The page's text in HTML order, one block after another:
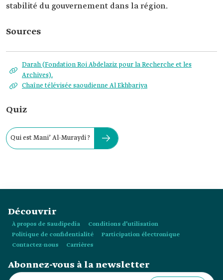
stabilité du gouvernement dans la région.
Sources
Darah (Fondation Roi Abdelaziz pour la Recherche et les
Archives).
Chaîne télévisée saoudienne Al Ekhbariya
Quiz
Qui est Mani’ Al-Muraydi ?
Découvrir
À propos de Saudipedia
Conditions d’utilisation
Politique de confidentialité
Participation électronique
Contactez-nous
Carrières
Abonnez-vous à la newsletter